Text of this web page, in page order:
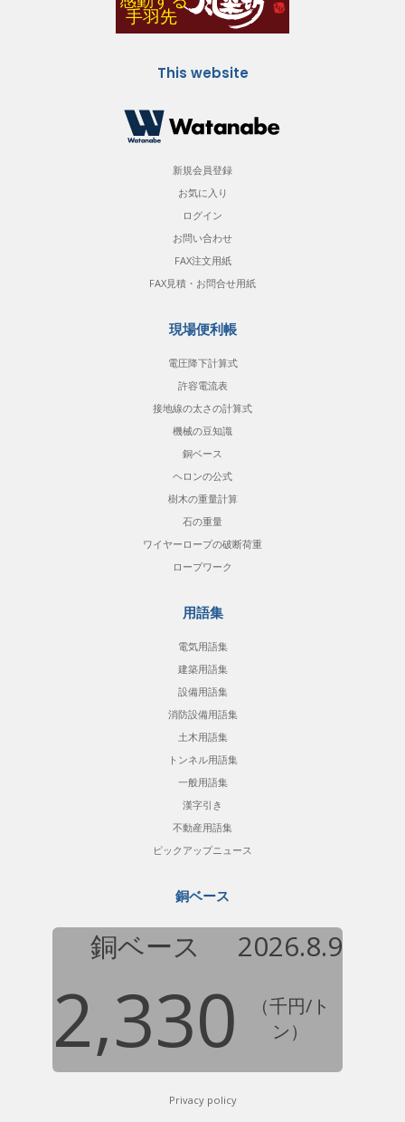
This website
新規会員登録
お気に入り
ログイン
お問い合わせ
FAX注文用紙
FAX見積・お問合せ用紙
現場便利帳
電圧降下計算式
許容電流表
接地線の太さの計算式
機械の豆知識
銅ベース
ヘロンの公式
樹木の重量計算
石の重量
ワイヤーロープの破断荷重
ロープワーク
用語集
電気用語集
建築用語集
設備用語集
消防設備用語集
土木用語集
トンネル用語集
一般用語集
漢字引き
不動産用語集
ピックアップニュース
銅ベース
銅ベース 2026.8.9
2,330
（千円/ト
ン）
Privacy policy